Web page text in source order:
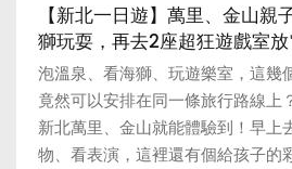
【新北一日遊】萬里、金山親
獅玩耍，再去2座超狂遊戲室
泡溫泉、看海獅、玩遊樂室，這幾
竟然可以安排在同一條旅行路線上
新北萬里、金山就能體驗到！早上
物、看表演，這裡還有個給孩子的